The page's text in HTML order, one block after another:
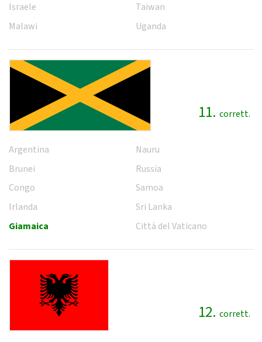
Israele
Malawi
Taiwan
Uganda
11. corrett.
Argentina
Brunei
Congo
Irlanda
Giamaica
Nauru
Russia
Samoa
Sri Lanka
Città del Vaticano
12. corrett.